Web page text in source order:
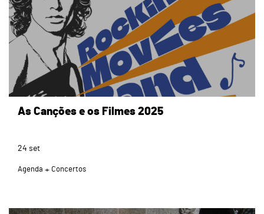
As Canções e os Filmes 2025
24 set
Agenda Concertos